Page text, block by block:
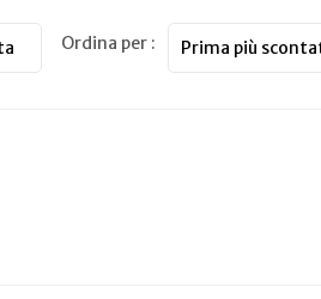
Ordina per :